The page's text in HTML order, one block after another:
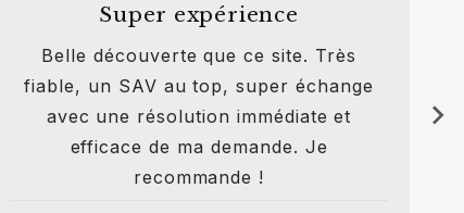
Super expérience
Belle découverte que ce site. Très
fiable, un SAV au top, super échange
avec une résolution immédiate et
efficace de ma demande. Je
recommande !